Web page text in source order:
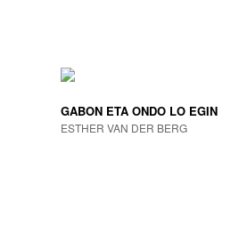
GABON ETA ONDO LO EGIN
ESTHER VAN DER BERG